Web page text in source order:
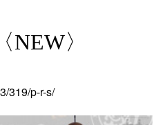
NEW〉
319/p-r-s/